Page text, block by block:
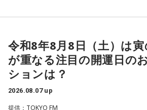
ょう。
■監修者プロフィール：草彅健太（くさ
東京池袋占い館セレーネ所属。メンタル
鑑定件数は若い女性を中心に7,000件を
してみましょう。
2．こんなに必要なのか……我慢しすぎ
に、寅の日とはどんな日なのか、この
ることや、財布の新調、宝くじ購入など
く紹介します。
令和8年8月8日（土）は
が重なる注目の開運日の
ションは？
2026.08.07 up
提供：TOKYO FM